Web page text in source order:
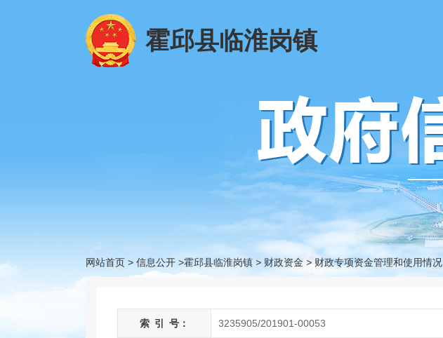
霍邱县临淮岗镇
网站首页 > 信息公开 >霍邱县临淮岗镇 > 财政资金 > 财政专项资金管理和使用情况
索 引 号： 3235905/201901-00053